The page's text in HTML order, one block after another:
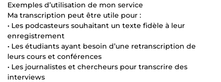
Exemples d’utilisation de mon service
Ma transcription peut être utile pour :
• Les podcasteurs souhaitant un texte fidèle à leur
enregistrement
• Les étudiants ayant besoin d’une retranscription de
leurs cours et conférences
• Les journalistes et chercheurs pour transcrire des
interviews